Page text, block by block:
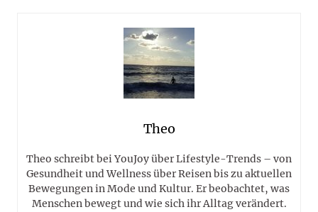
Theo
Theo schreibt bei YouJoy über Lifestyle-Trends – von
Gesundheit und Wellness über Reisen bis zu aktuellen
Bewegungen in Mode und Kultur. Er beobachtet, was
Menschen bewegt und wie sich ihr Alltag verändert.